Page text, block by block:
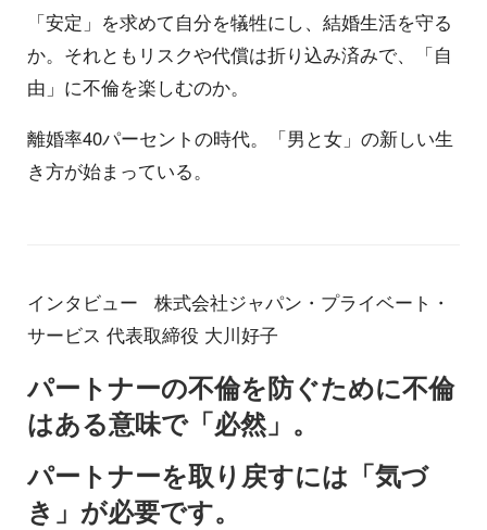
「安定」を求めて自分を犠牲にし、結婚生活を守る
か。それともリスクや代償は折り込み済みで、「自
由」に不倫を楽しむのか。
離婚率40パーセントの時代。「男と女」の新しい生
き方が始まっている。
インタビュー 株式会社ジャパン・プライベート・
サービス 代表取締役 大川好子
パートナーの不倫を防ぐために不倫
はある意味で「必然」。
パートナーを取り戻すには「気づ
き」が必要です。